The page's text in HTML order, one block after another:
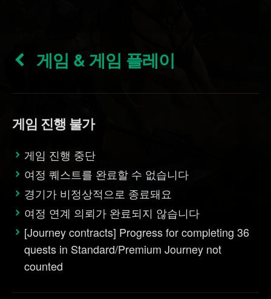
게임 & 게임 플레이
게임 진행 불가
게임 진행 중단
여정 퀘스트를 완료할 수 없습니다
경기가 비정상적으로 종료돼요
여정 연계 의뢰가 완료되지 않습니다
[Journey contracts] Progress for completing 36
quests in Standard/Premium Journey not
counted